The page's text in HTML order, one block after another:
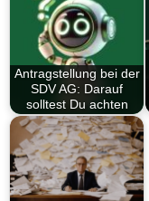
Antragstellung bei der
SDV AG: Darauf
solltest Du achten